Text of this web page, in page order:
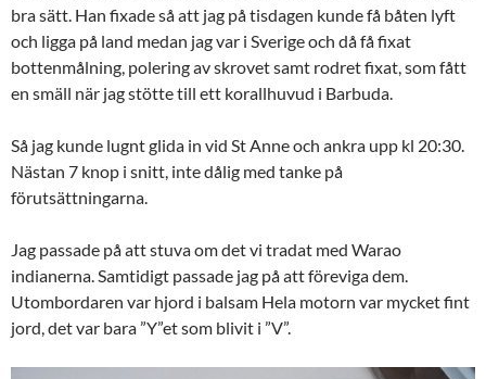
bra sätt. Han fixade så att jag på tisdagen kunde få båten lyft
och ligga på land medan jag var i Sverige och då få fixat
bottenmålning, polering av skrovet samt rodret fixat, som fått
en smäll när jag stötte till ett korallhuvud i Barbuda.
Så jag kunde lugnt glida in vid St Anne och ankra upp kl 20:30.
Nästan 7 knop i snitt, inte dålig med tanke på
förutsättningarna.
Jag passade på att stuva om det vi tradat med Warao
indianerna. Samtidigt passade jag på att föreviga dem.
Utombordaren var hjord i balsam Hela motorn var mycket fint
jord, det var bara ”Y”et som blivit i ”V”.